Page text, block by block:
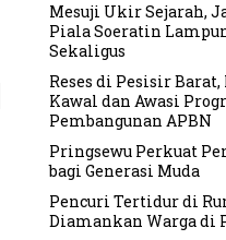
Mesuji Ukir Sejarah,
Piala Soeratin
Sekaligus
Reses di Pesisir
Kawal dan Awasi
Pembangunan APBN
Pringsewu Perkuat
bagi Generasi Muda
Pencuri Tertidur di
Diamankan Warga di